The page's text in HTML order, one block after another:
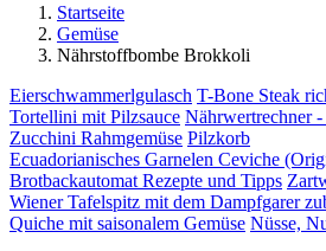
Startseite
Gemüse
Nährstoffbombe Brokkoli
Eierschwammerlgulasch T-Bone Steak
Tortellini mit Pilzsauce Nährwertrechner
Zucchini Rahmgemüse Pilzkorb
Ecuadorianisches Garnelen Ceviche
Brotbackautomat Rezepte und Tipps
Wiener Tafelspitz mit dem Dampfgarer
Quiche mit saisonalem Gemüse Nüsse,